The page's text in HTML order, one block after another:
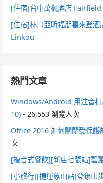
[住宿]台中萬楓酒店
[住宿]林口亞昕福朋喜來登
Linkou
熱門文章
Windows/Android 用注音打
10) - 26,553 瀏覽人次
Office 2016 如何關閉受保護
次
[複合式餐飲][新店七張站]碧
[小旅行][捷運象山站]登象山